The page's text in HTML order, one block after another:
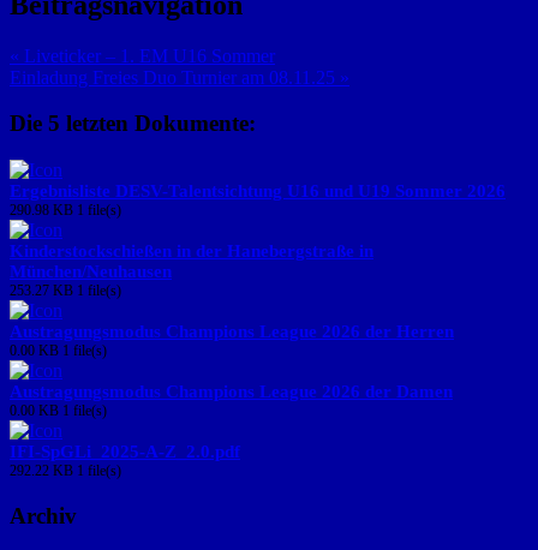
« Liveticker – 1. EM U16 Sommer
Einladung Freies Duo Turnier am 08.11.25 »
Die 5 letzten Dokumente:
Ergebnisliste DESV-Talentsichtung U16 und U19 Sommer 2026
290.98 KB 1 file(s)
Kinderstockschießen in der Hanebergstraße in
München/Neuhausen
253.27 KB 1 file(s)
Austragungsmodus Champions League 2026 der Herren
0.00 KB 1 file(s)
Austragungsmodus Champions League 2026 der Damen
0.00 KB 1 file(s)
IFI-SpGLi_2025-A-Z_2.0.pdf
292.22 KB 1 file(s)
Archiv